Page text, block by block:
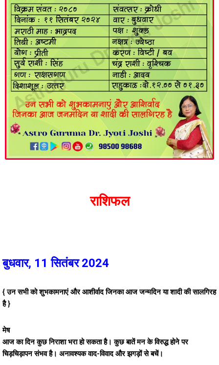
राशिफल
बुधवार, 11 सितंबर 2024
{ उन सभी को शुभकामनाएं और आशीर्वाद जिनका आज जन्मदिन या शादी की सालगिरह
है }
मेष
आज का दिन कुछ निराशा भरा हो सकता है। कुछ बातें मन के विरुद्ध होने पर
चिड़चिड़ापन संभव है। अनावश्यक वाद-विवाद और झगड़ों से बचें।